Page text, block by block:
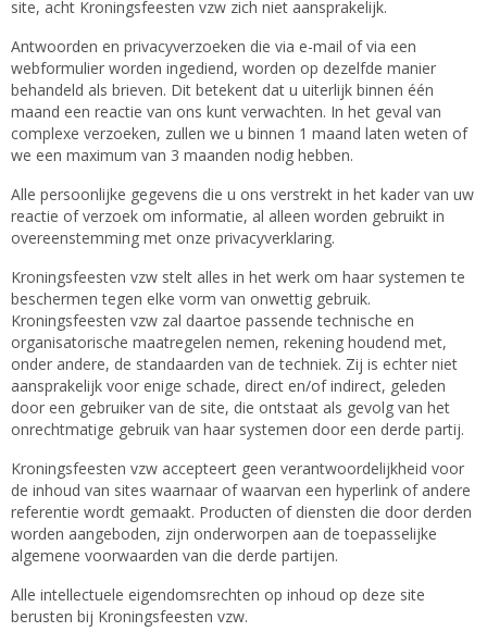
site, acht Kroningsfeesten vzw zich niet aansprakelijk.
Antwoorden en privacyverzoeken die via e-mail of via een
webformulier worden ingediend, worden op dezelfde manier
behandeld als brieven. Dit betekent dat u uiterlijk binnen één
maand een reactie van ons kunt verwachten. In het geval van
complexe verzoeken, zullen we u binnen 1 maand laten weten of
we een maximum van 3 maanden nodig hebben.
Alle persoonlijke gegevens die u ons verstrekt in het kader van uw
reactie of verzoek om informatie, al alleen worden gebruikt in
overeenstemming met onze privacyverklaring.
Kroningsfeesten vzw stelt alles in het werk om haar systemen te
beschermen tegen elke vorm van onwettig gebruik.
Kroningsfeesten vzw zal daartoe passende technische en
organisatorische maatregelen nemen, rekening houdend met,
onder andere, de standaarden van de techniek. Zij is echter niet
aansprakelijk voor enige schade, direct en/of indirect, geleden
door een gebruiker van de site, die ontstaat als gevolg van het
onrechtmatige gebruik van haar systemen door een derde partij.
Kroningsfeesten vzw accepteert geen verantwoordelijkheid voor
de inhoud van sites waarnaar of waarvan een hyperlink of andere
referentie wordt gemaakt. Producten of diensten die door derden
worden aangeboden, zijn onderworpen aan de toepasselijke
algemene voorwaarden van die derde partijen.
Alle intellectuele eigendomsrechten op inhoud op deze site
berusten bij Kroningsfeesten vzw.